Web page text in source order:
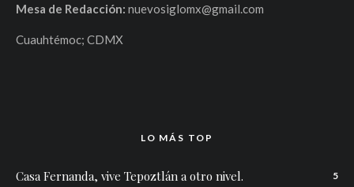
Mesa de Redacción: nuevosiglomx@gmail.com
Cuauhtémoc; CDMX
LO MÁS TOP
Casa Fernanda, vive Tepoztlán a otro nivel. 5